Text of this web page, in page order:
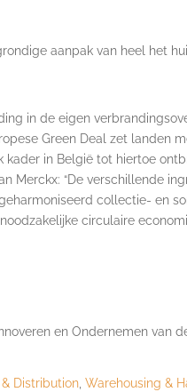
aanpak van heel het
in de eigen
Green Deal zet landen
in België tot hiertoe
Merckx: “De verschillende
collectie- en
circulaire
en Ondernemen van
Distribution Warehousing &